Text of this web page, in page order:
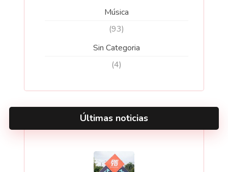
Música
(93)
Sin Categoria
(4)
Últimas noticias